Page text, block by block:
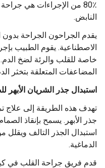
80٪ من الإجراءات هي
النابض.
يقدم الجراحون الجراحة بدون
الاصطناعية. يقوم الطبيب
خاصة للقلب والرئة لضخ
المضاعفات المتعلقة بتخثر
استبدال جذر الشريان الأبهر
تهدف هذه الطريقة إلى علاج
جذر الأبهر. يسمح بإنقاذ
استبدال الجذر التالف ويقلل
الدماغية.
قدم فريق جراحة القلب في